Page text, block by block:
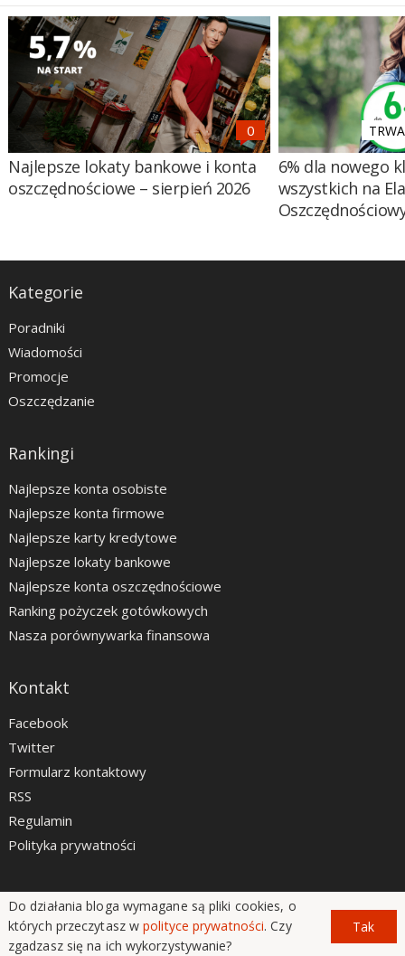
Najlepsze lokaty bankowe i konta
oszczędnościowe – sierpień 2026
6% dla nowego
wszystkich na
Kategorie
Poradniki
Wiadomości
Promocje
Oszczędzanie
Rankingi
Najlepsze konta osobiste
Najlepsze konta firmowe
Najlepsze karty kredytowe
Najlepsze lokaty bankowe
Najlepsze konta oszczędnościowe
Ranking pożyczek gotówkowych
Nasza porównywarka finansowa
Kontakt
Facebook
Twitter
Formularz kontaktowy
RSS
Regulamin
Polityka prywatności
LiveSmarter.pl © 2012 - 2026
Do działania bloga wymagane są pliki cookies, o
których przeczytasz wpolityce prywatności. Czy
zgadzasz się na ich wykorzystywanie?
Tak